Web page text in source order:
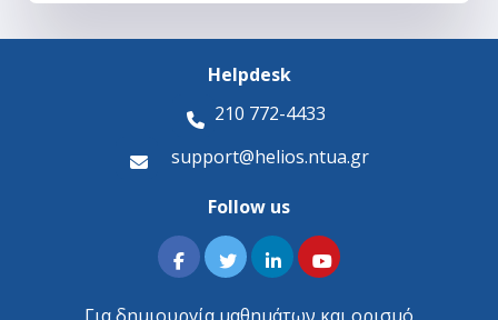
Helpdesk
210 772-4433
support@helios.ntua.gr
Follow us